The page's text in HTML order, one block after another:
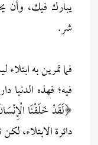
يبارك فيك،
شر.
فما تمرين به
فيه؛ فهذه الدنيا
﴿لَقَدْ خَلَقْنَا
دائرة الابتلاء،